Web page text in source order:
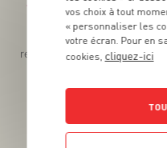
Téléchargez l’App
Des promos exclusives,
recettes gourmandes, des
vos choix à tout
« personnaliser les
votre écran. Pour en
cookies, cliquez-ici